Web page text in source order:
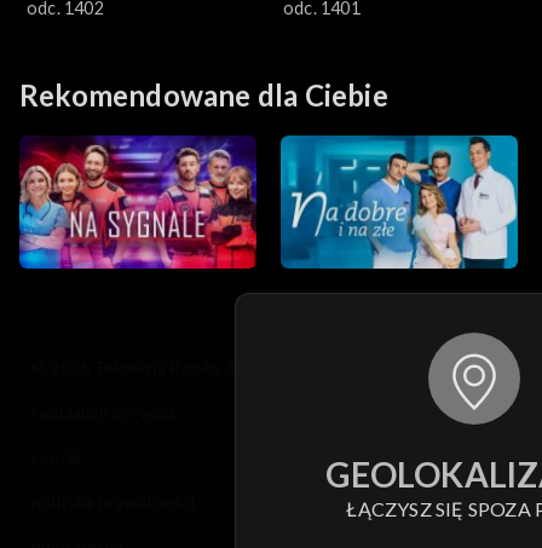
odc. 1402
odc. 1401
Rekomendowane dla Ciebie
ŁĄCZYSZ SIĘ SPOZA